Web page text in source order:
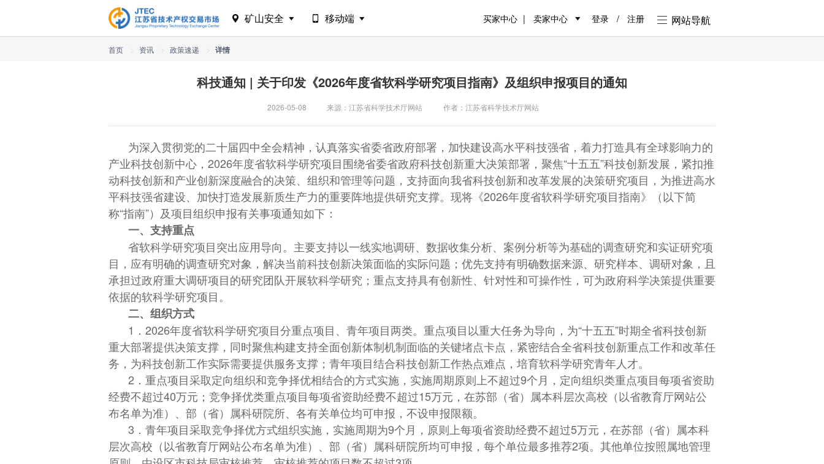
矿山安全 移动端 登录 / 注册 网站导航
买家中心 卖家中心
首页 资讯 政策速递 详情
科技通知 | 关于印发《2026年度省软科学研究项目指南》及组织申报项目的通知
2026-05-08 来源：江苏省科学技术厅网站 作者：江苏省科学技术厅网站
为深入贯彻党的二十届四中全会精神，认真落实省委省政府部署，加快建设高水平科技强省，着力打造具有全球影响力的
产业科技创新中心，2026年度省软科学研究项目围绕省委省政府科技创新重大决策部署，聚焦“十五五”科技创新发展，紧扣推
动科技创新和产业创新深度融合的决策、组织和管理等问题，支持面向我省科技创新和改革发展的决策研究项目，为推进高水
平科技强省建设、加快打造发展新质生产力的重要阵地提供研究支撑。现将《2026年度省软科学研究项目指南》（以下简
称“指南”）及项目组织申报有关事项通知如下：
一、支持重点
省软科学研究项目突出应用导向。主要支持以一线实地调研、数据收集分析、案例分析等为基础的调查研究和实证研究项
目，应有明确的调查研究对象，解决当前科技创新决策面临的实际问题；优先支持有明确数据来源、研究样本、调研对象，且
承担过政府重大调研项目的研究团队开展软科学研究；重点支持具有创新性、针对性和可操作性，可为政府科学决策提供重要
依据的软科学研究项目。
二、组织方式
1．2026年度省软科学研究项目分重点项目、青年项目两类。重点项目以重大任务为导向，为“十五五”时期全省科技创新
重大部署提供决策支撑，同时聚焦构建支持全面创新体制机制面临的关键堵点卡点，紧密结合全省科技创新重点工作和改革任
务，为科技创新工作实际需要提供服务支撑；青年项目结合科技创新工作热点难点，培育软科学研究青年人才。
2．重点项目采取定向组织和竞争择优相结合的方式实施，实施周期原则上不超过9个月，定向组织类重点项目每项省资助
经费不超过40万元；竞争择优类重点项目每项省资助经费不超过15万元，在苏部（省）属本科层次高校（以省教育厅网站公
布名单为准）、部（省）属科研院所、各有关单位均可申报，不设申报限额。
3．青年项目采取竞争择优方式组织实施，实施周期为9个月，原则上每项省资助经费不超过5万元，在苏部（省）属本科
层次高校（以省教育厅网站公布名单为准）、部（省）属科研院所均可申报，每个单位最多推荐2项。其他单位按照属地管理